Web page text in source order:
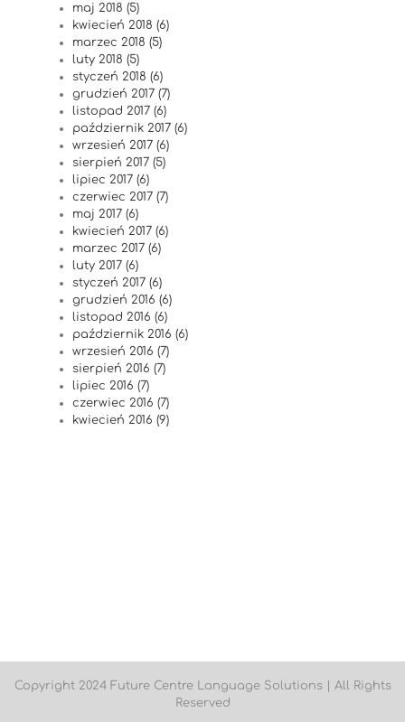
maj 2018 (5)
kwiecień 2018 (6)
marzec 2018 (5)
luty 2018 (5)
styczeń 2018 (6)
grudzień 2017 (7)
listopad 2017 (6)
październik 2017 (6)
wrzesień 2017 (6)
sierpień 2017 (5)
lipiec 2017 (6)
czerwiec 2017 (7)
maj 2017 (6)
kwiecień 2017 (6)
marzec 2017 (6)
luty 2017 (6)
styczeń 2017 (6)
grudzień 2016 (6)
listopad 2016 (6)
październik 2016 (6)
wrzesień 2016 (7)
sierpień 2016 (7)
lipiec 2016 (7)
czerwiec 2016 (7)
kwiecień 2016 (9)
Copyright 2024 Future Centre Language Solutions | All Rights
Reserved